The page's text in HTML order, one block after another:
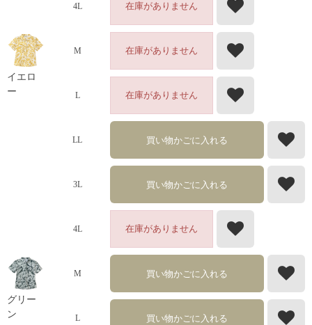
4L 在庫がありません
イエロ
ー
M 在庫がありません
L 在庫がありません
LL 買い物かごに入れる
3L 買い物かごに入れる
4L 在庫がありません
グリー
ン
M 買い物かごに入れる
L 買い物かごに入れる